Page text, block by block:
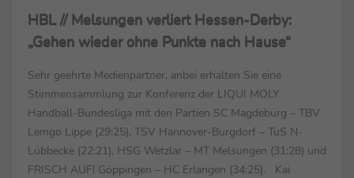
HBL // Melsungen verliert Hessen-Derby:
„Gehen wieder ohne Punkte nach Hause“
Sehr geehrte Medienpartner, anbei erhalten Sie eine
Stimmensammlung zur Konferenz der LIQUI MOLY
Handball-Bundesliga mit den Partien SC Magdeburg – TBV
Lemgo Lippe (29:25), TSV Hannover-Burgdorf – TuS N-
Lübbecke (22:21), HSG Wetzlar – MT Melsungen (31:28) und
FRISCH AUF! Göppingen – HC Erlangen (34:25). Kai